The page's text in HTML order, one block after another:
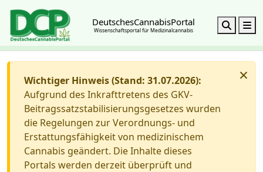
DeutschesCannabisPortal
Wissenschaftsportal für Medizinalcannabis Search
×
Wichtiger Hinweis (Stand: 31.07.2026):
Aufgrund des Inkrafttretens des GKV-
Beitragssatzstabilisierungsgesetzes wurden
die Regelungen zur Verordnungs- und
Erstattungsfähigkeit von medizinischem
Cannabis geändert. Die Inhalte dieses
Portals werden derzeit überprüft und